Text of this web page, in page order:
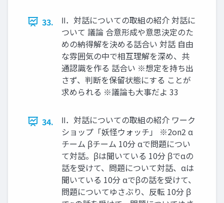
33.
Ⅱ．対話についての取組の紹介 対話に
ついて 議論 合意形成や意思決定のた
めの納得解を決める話合い 対話 自由
な雰囲気の中で相互理解を深め、共
通認識を作る 話合い ※想定を持ち出
さず、判断を保留状態にする ことが
求められる ※議論も大事だよ 33
34.
Ⅱ．対話についての取組の紹介 ワーク
ショップ「妖怪ウォッチ」 ※2on2 α
チーム βチーム 10分 αで問題につい
て対話。βは聞いている 10分 βでαの
話を受けて、問題について対話、αは
聞いている 10分 αでβの話を受けて、
問題についてゆさぶり、反転 10分 β